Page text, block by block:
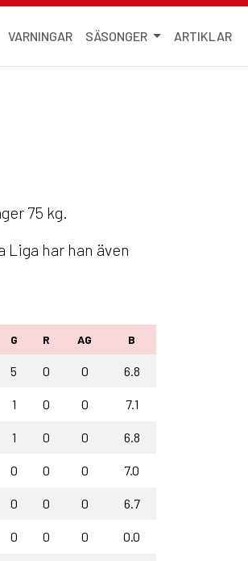
VARNINGAR SÄSONGER ARTIKLAR
75 kg.
har han även
G R AG B
5 0 0 6.8
1 0 0 7.1
1 0 0 6.8
0 0 0 7.0
0 0 0 6.7
0 0 0 0.0